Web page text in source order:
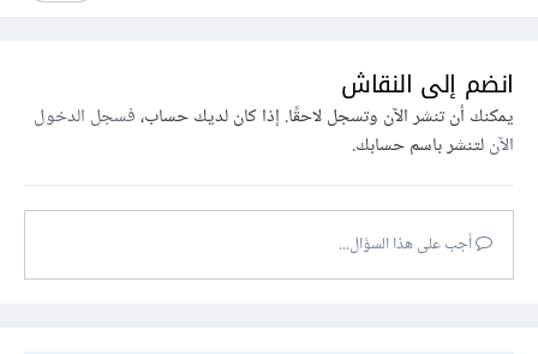
انضم إلى النقاش
يمكنك أن تنشر الآن وتسجل لاحقًا. إذا كان لديك حساب،فسجل الدخول
الآنلتنشر باسم حسابك.
أجب على هذا السؤال...